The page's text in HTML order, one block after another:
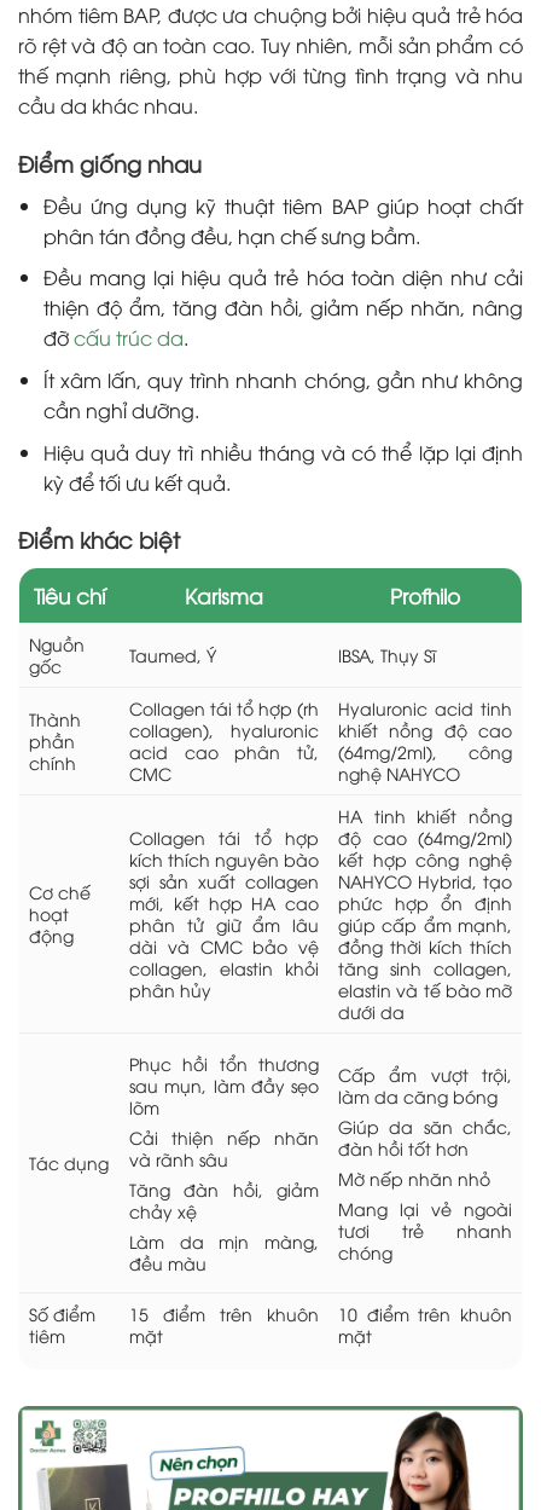
nhóm tiêm BAP, được ưa chuộng bởi hiệu quả trẻ hóa
rõ rệt và độ an toàn cao. Tuy nhiên, mỗi sản phẩm có
thế mạnh riêng, phù hợp với từng tình trạng và nhu
cầu da khác nhau.
Điểm giống nhau
Đều ứng dụng kỹ thuật tiêm BAP giúp hoạt chất
phân tán đồng đều, hạn chế sưng bầm.
Đều mang lại hiệu quả trẻ hóa toàn diện như cải
thiện độ ẩm, tăng đàn hồi, giảm nếp nhăn, nâng
đỡcấu trúc da.
Ít xâm lấn, quy trình nhanh chóng, gần như không
cần nghỉ dưỡng.
Hiệu quả duy trì nhiều tháng và có thể lặp lại định
kỳ để tối ưu kết quả.
Điểm khác biệt
Tiêu chí Karisma Profhilo
Nguồn
gốc
Taumed, Ý IBSA, Thụy Sĩ
Thành
phần
chính
Collagen tái tổ hợp (rh
collagen), hyaluronic
acid cao phân tử,
CMC
Hyaluronic acid tinh
khiết nồng độ cao
(64mg/2ml), công
nghệ NAHYCO
Cơ chế
hoạt
động
Collagen tái tổ hợp
kích thích nguyên bào
sợi sản xuất collagen
mới, kết hợp HA cao
phân tử giữ ẩm lâu
dài và CMC bảo vệ
collagen, elastin khỏi
phân hủy
HA tinh khiết nồng
độ cao (64mg/2ml)
kết hợp công nghệ
NAHYCO Hybrid, tạo
phức hợp ổn định
giúp cấp ẩm mạnh,
đồng thời kích thích
tăng sinh collagen,
elastin và tế bào mỡ
dưới da
Tác dụng
Phục hồi tổn thương
sau mụn, làm đầy sẹo
lõm
Cải thiện nếp nhăn
và rãnh sâu
Tăng đàn hồi, giảm
chảy xệ
Làm da mịn màng,
đều màu
Cấp ẩm vượt trội,
làm da căng bóng
Giúp da săn chắc,
đàn hồi tốt hơn
Mờ nếp nhăn nhỏ
Mang lại vẻ ngoài
tươi trẻ nhanh
chóng
Số điểm
tiêm
15 điểm trên khuôn
mặt
10 điểm trên khuôn
mặt